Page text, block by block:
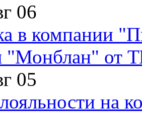
06
в компании
"Монблан" от
05
на